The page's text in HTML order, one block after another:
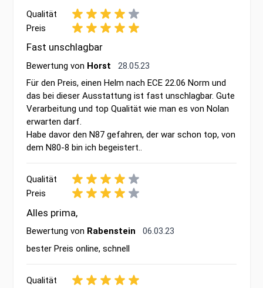
Qualität
Preis
Fast unschlagbar
Bewertung von Horst 28. Mai 2023
28.05.23
Für den Preis, einen Helm nach ECE 22.06 Norm und
das bei dieser Ausstattung ist fast unschlagbar. Gute
Verarbeitung und top Qualität wie man es von Nolan
erwarten darf.
Habe davor den N87 gefahren, der war schon top, von
dem N80-8 bin ich begeistert..
Qualität
Preis
Alles prima,
Bewertung von Rabenstein 6. März 2023
06.03.23
bester Preis online, schnell
Qualität